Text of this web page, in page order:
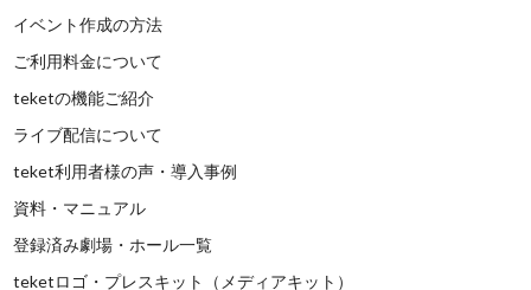
イベント作成の方法
ご利用料金について
teketの機能ご紹介
ライブ配信について
teket利用者様の声・導入事例
資料・マニュアル
登録済み劇場・ホール一覧
teketロゴ・プレスキット（メディアキット）